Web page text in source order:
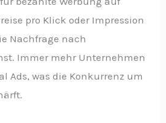
pro Klick oder Impression
Nachfrage nach
Immer mehr Unternehmen
Ads, was die Konkurrenz um